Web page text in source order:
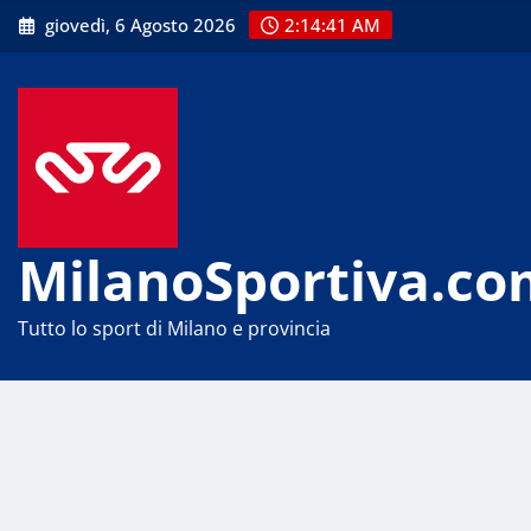
Skip
to
giovedì, 6 Agosto 2026 2:14:41 AM
Tutto lo sport di Milano e provincia